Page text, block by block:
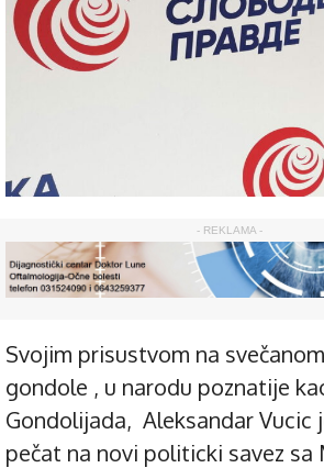
- REKLAMA -
Svojim prisustvom na
gondole , u narodu poznatije
Gondolijada, Aleksandar Vucic
pečat na novi politicki savez sa